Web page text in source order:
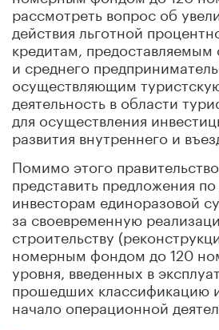
рассмотреть вопрос об
действия льготной
кредитам, предоставляемым
и среднего
осуществляющим
деятельность в области
для осуществления
развития внутреннего и
Помимо этого
представить предложения
инвесторам единоразовой
за своевременную
строительству
номерным фондом до 120
уровня, введенных в
прошедших классификацию
начало операционной